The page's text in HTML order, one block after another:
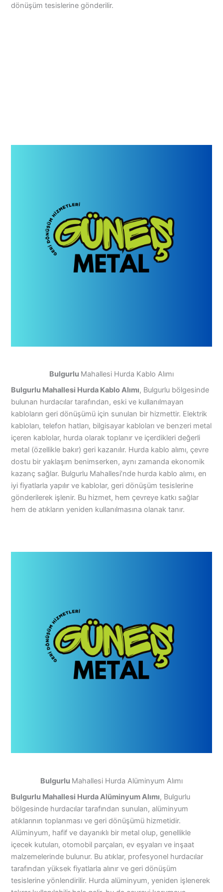
dönüşüm tesislerine gönderilir.
Bulgurlu Mahallesi Hurda Kablo Alımı
Bulgurlu Mahallesi Hurda Kablo Alımı, Bulgurlu bölgesinde
bulunan hurdacılar tarafından, eski ve kullanılmayan
kabloların geri dönüşümü için sunulan bir hizmettir. Elektrik
kabloları, telefon hatları, bilgisayar kabloları ve benzeri metal
içeren kablolar, hurda olarak toplanır ve içerdikleri değerli
metal (özellikle bakır) geri kazanılır. Hurda kablo alımı, çevre
dostu bir yaklaşım benimserken, aynı zamanda ekonomik
kazanç sağlar. Bulgurlu Mahallesi’nde hurda kablo alımı, en
iyi fiyatlarla yapılır ve kablolar, geri dönüşüm tesislerine
gönderilerek işlenir. Bu hizmet, hem çevreye katkı sağlar
hem de atıkların yeniden kullanılmasına olanak tanır.
Bulgurlu Mahallesi Hurda Alüminyum Alımı
Bulgurlu Mahallesi Hurda Alüminyum Alımı, Bulgurlu
bölgesinde hurdacılar tarafından sunulan, alüminyum
atıklarının toplanması ve geri dönüşümü hizmetidir.
Alüminyum, hafif ve dayanıklı bir metal olup, genellikle
içecek kutuları, otomobil parçaları, ev eşyaları ve inşaat
malzemelerinde bulunur. Bu atıklar, profesyonel hurdacılar
tarafından yüksek fiyatlarla alınır ve geri dönüşüm
tesislerine yönlendirilir. Hurda alüminyum, yeniden işlenerek